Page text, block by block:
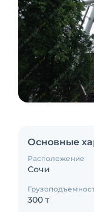
Основные
Расположение
Сочи
300 т